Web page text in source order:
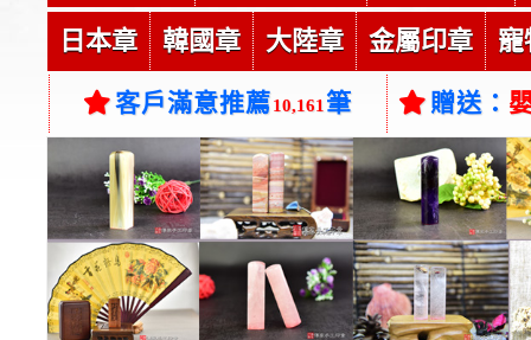
日本章 韓國章 大陸章 金屬印章 寵
客戶滿意推薦10,161 筆 贈送：